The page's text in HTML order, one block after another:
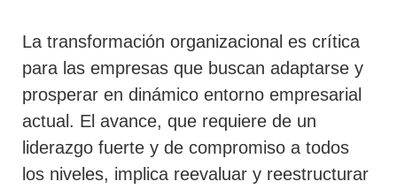
La transformación organizacional es crítica
para las empresas que buscan adaptarse y
prosperar en dinámico entorno empresarial
actual. El avance, que requiere de un
liderazgo fuerte y de compromiso a todos
los niveles, implica reevaluar y reestructurar